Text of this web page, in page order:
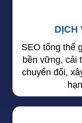
DỊCH
SEO tổng thể
bền vững, cải
chuyển đổi,